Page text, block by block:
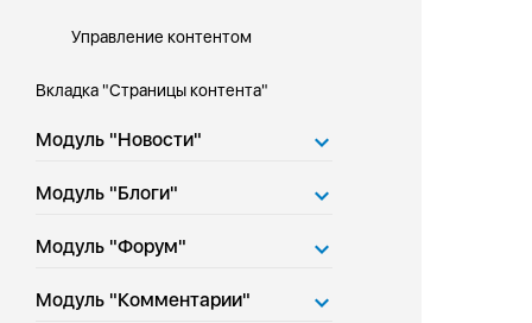
Управление контентом
Вкладка "Страницы контента"
Модуль "Новости"
Модуль "Блоги"
Модуль "Форум"
Модуль "Комментарии"